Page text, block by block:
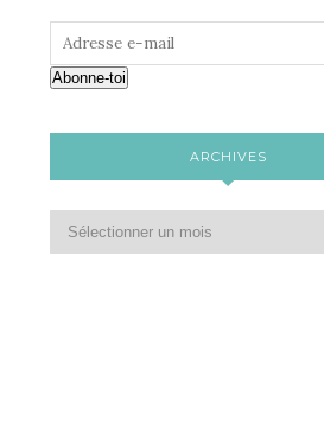
Abonne-toi
ARCHIVES